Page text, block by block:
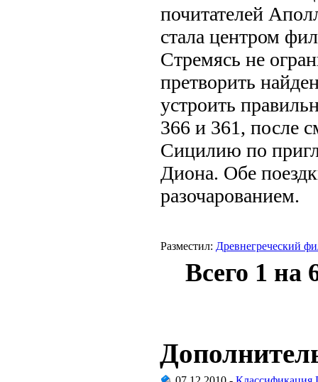
почитателей
стала центром
Стремясь не
претворить
устроить
366 и 361, после
Сицилию по
Диона. Обе
разочарованием.
Разместил: Древнегреческий
Всего 1 на